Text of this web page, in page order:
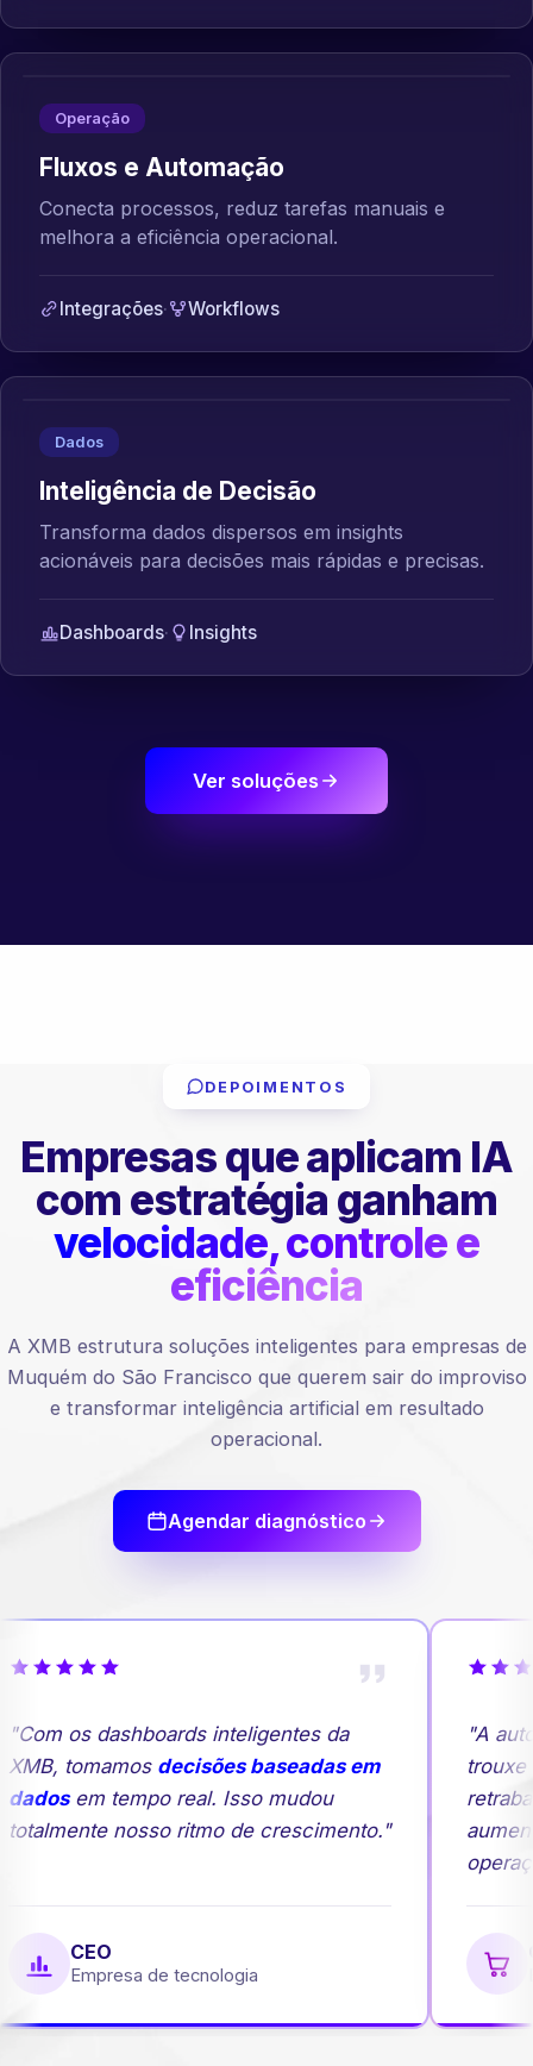
Operação
Fluxos e Automação
Conecta processos, reduz tarefas manuais e
melhora a eficiência operacional.
Integrações· Workflows
Dados
Inteligência de Decisão
Transforma dados dispersos em insights
acionáveis para decisões mais rápidas e precisas.
Dashboards· Insights
Ver soluções
DEPOIMENTOS
Empresas que aplicam IA
com estratégia ganham
velocidade, controle e
eficiência
A XMB estrutura soluções inteligentes para empresas de
Muquém do São Francisco que querem sair do improviso
e transformar inteligência artificial em resultado
operacional.
Agendar diagnóstico
os dashboards inteligentes da
tomamosdecisões baseadas em
em tempo real. Isso mudou
nosso ritmo de crescimento."
CEO
Empresa de tecnologia
"A
trouxe